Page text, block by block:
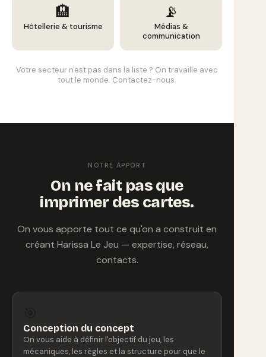
🏨
Hôtellerie & tourisme
📡
Médias &
communication
Votre secteur n'est pas dans la liste ? On travaille avec
tout le monde. Contactez-nous.
NOTRE APPORT
On ne fait pas que
imprimer des cartes.
On vous apporte tout ce qu'on a construit en
créant Harissa Le Jeu — expertise, réseau,
contacts.
Conception du concept
On vous aide à définir l'objectif du jeu, les
mécaniques, les règles et la structure pour que le